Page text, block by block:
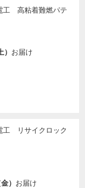
工 高粘着難燃パテ
お届け
工 リサイクロック
） お届け